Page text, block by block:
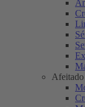
Afeitado